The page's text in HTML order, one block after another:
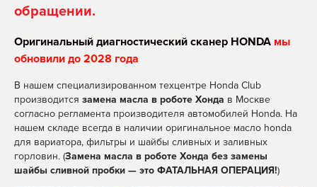
обращении.
Оригинальный диагностический сканер HONDA мы
обновили до 2028 года
В нашем специализированном техцентре Honda Club
производится замена масла в роботе Хонда в Москве
согласно регламента производителя автомобилей Honda. На
нашем складе всегда в наличии оригинальное масло honda
для вариатора, фильтры и шайбы сливных и заливных
горловин. (Замена масла в роботе Хонда без замены
шайбы сливной пробки — это ФАТАЛЬНАЯ ОПЕРАЦИЯ!)